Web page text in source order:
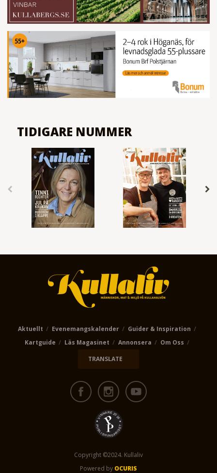
TIDIGARE NUMMER
Aktuellt Evenemangskalender
Guider & Inspiration
Kartguide
Läs Magasinet Annonsera
Om Oss
TRANSLATE
Copyright ©2024. Kullaliv
Powered by OCURIS